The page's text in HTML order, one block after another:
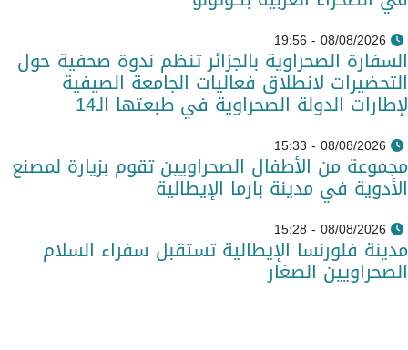
08/08/2026 - 19:56
السفارة الصحراوية بالجزائر تنظم ندوة صحفية حول
التحضيرات لانطلاق فعاليات الجامعة الصيفية
لإطارات الدولة الصحراوية في طبعتها الـ14
08/08/2026 - 15:33
مجموعة من الأطفال الصحراويين تقوم بزيارة لمصنع
الأدوية في مدينة بارما الإيطالية
08/08/2026 - 15:28
مدينة فلورنسا الإيطالية تستقبل سفراء السلام
الصحراويين الصغار